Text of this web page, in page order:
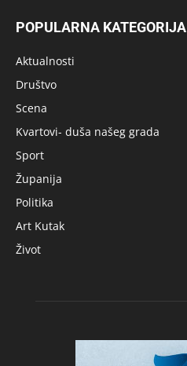
POPULARNA KATEGORIJA
Aktualnosti
Društvo
Scena
Kvartovi- duša našeg grada
Sport
Županija
Politika
Art Kutak
Život